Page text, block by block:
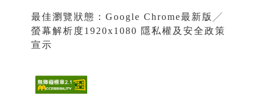
最佳瀏覽狀態：Google Chrome最新版╱
螢幕解析度1920x1080 隱私權及安全政策
宣示